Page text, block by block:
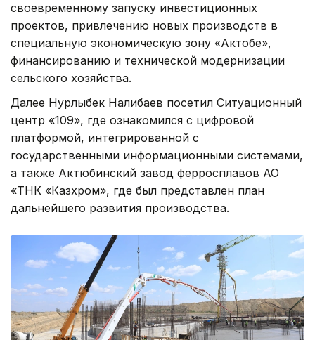
своевременному запуску инвестиционных
проектов, привлечению новых производств в
специальную экономическую зону «Актобе»,
финансированию и технической модернизации
сельского хозяйства.
Далее Нурлыбек Налибаев посетил Ситуационный
центр «109», где ознакомился с цифровой
платформой, интегрированной с
государственными информационными системами,
а также Актюбинский завод ферросплавов АО
«ТНК «Казхром», где был представлен план
дальнейшего развития производства.